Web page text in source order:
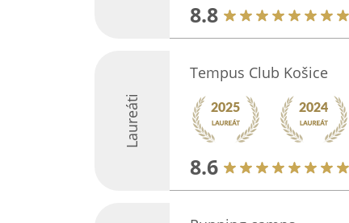
8.8
Laureáti
Tempus Club Košice
8.6